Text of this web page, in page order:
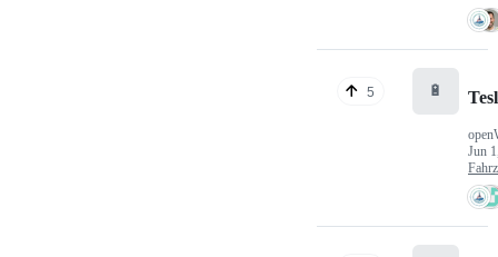
5 🔋
Jun